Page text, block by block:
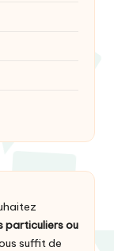
particuliers ou
suffit de